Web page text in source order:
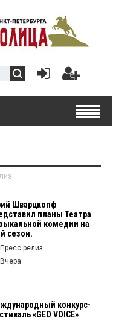
Шварцкопф
планы Театра
комедии на
сезон.
Пресс релиз
Вчера
конкурс-
«GEO VOICE»